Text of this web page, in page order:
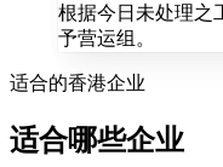
根据今日未处理之
予营运组。
适合的香港企业
适合哪些企业